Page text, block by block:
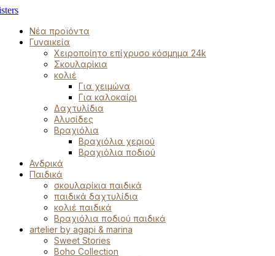
Νέα προϊόντα
Γυναικεία
Χειροποίητο επίχρυσο κόσμημα 24k
Σκουλαρίκια
κολιέ
Για χειμώνα
Για καλοκαίρι
Δαχτυλίδια
Αλυσίδες
Βραχιόλια
Βραχιόλια χεριού
Βραχιόλια ποδιού
Ανδρικά
Παιδικά
σκουλαρίκια παιδικά
παιδικά δαχτυλίδια
κολιέ παιδικά
Βραχιόλια ποδιού παιδικά
artelier by agapi & marina
Sweet Stories
Boho Collection